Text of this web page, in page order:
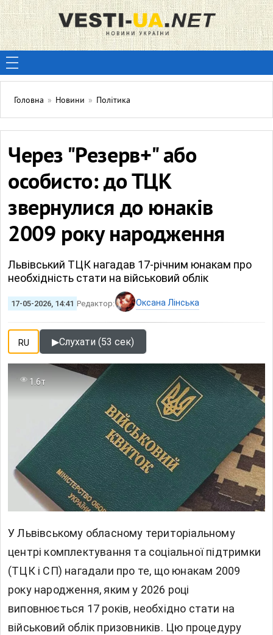
Головна » Новини » Політика
Через "Резерв+" або
особисто: до ТЦК
звернулися до юнаків
2009 року народження
Львівський ТЦК нагадав 17-річним юнакам про
необхідність стати на військовий облік
17-05-2026, 14:41 Редактор: Оксана Лінська
RU ▶Слухати (53 сек)
1.6т
У Львівському обласному територіальному
центрі комплектування та соціальної підтримки
(ТЦК і СП) нагадали про те, що юнакам 2009
року народження, яким у 2026 році
виповнюється 17 років, необхідно стати на
військовий облік призовників. Цю процедуру